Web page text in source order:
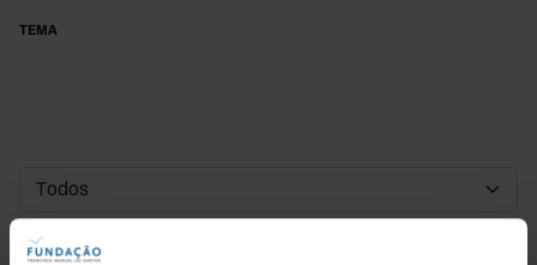
TEMA
DATA DE INÍCIO